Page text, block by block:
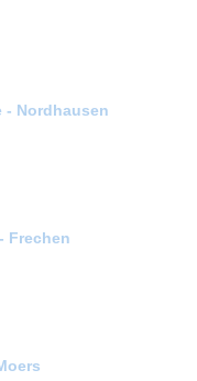
- Nordhausen
Frechen